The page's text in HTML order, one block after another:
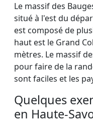
Le massif des
situé à l'est du
est composé de
haut est le Grand
mètres. Le massif
pour faire de la
sont faciles et les
Quelques
en Haute-